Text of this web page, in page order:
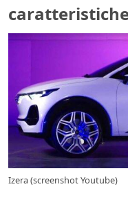
Izera (screenshot Youtube)